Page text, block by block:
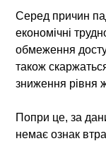
Серед причин
економічні
обмеження
також
зниження рівня
Попри це, за
немає ознак